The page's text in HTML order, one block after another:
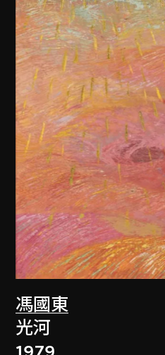
馮國東
光河